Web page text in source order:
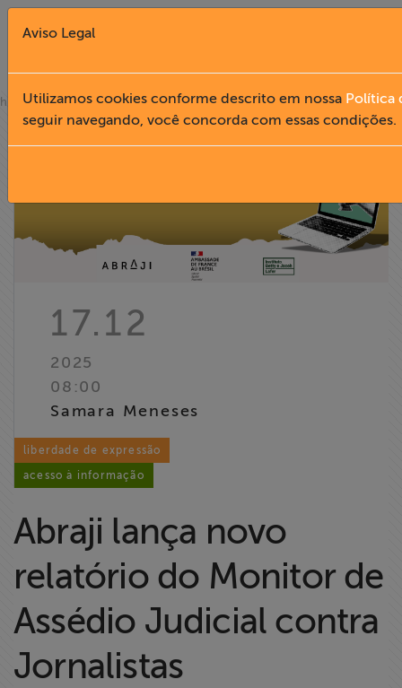
Fechar X
English
Home
Institucional
Informação
Liberdade de
Expressão
Projetos
Proteção Legal
e Litigância
Documentários
dos
Homenageados
home»notícias
17.12
2025
08:00
Samara Meneses
liberdade de expressão
acesso à informação
Abraji lança novo
relatório do Monitor de
Assédio Judicial contra
Jornalistas
Aviso Legal
Utilizamos cookies conforme descrito em nossa Política
seguir navegando, você concorda com essas condições.